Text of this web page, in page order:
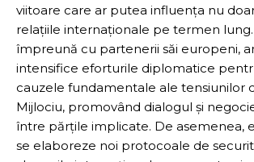
viitoare care ar putea influența nu doar
relațiile internaționale pe termen lung.
împreună cu partenerii săi europeni,
intensifice eforturile diplomatice
cauzele fundamentale ale tensiunilor
Mijlociu, promovând dialogul și
între părțile implicate. De asemenea,
se elaboreze noi protocoale de